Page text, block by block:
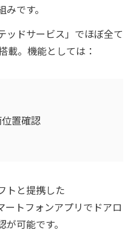
です。
ッドサービス」でほぼ全て
載。機能としては：
置確認
トと提携した
ートフォンアプリでドアロ
可能です。